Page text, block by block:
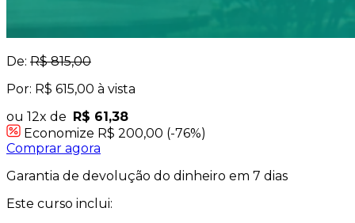
De: R$ 815,00
Por: R$ 615,00 à vista
ou 12x de R$ 61,38
Economize R$ 200,00 (-76%)
Comprar agora
Garantia de devolução do dinheiro em 7 dias
Este curso inclui: